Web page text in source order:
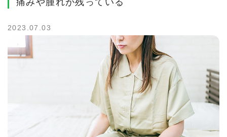
痛みや腫れが残っている
2023.07.03